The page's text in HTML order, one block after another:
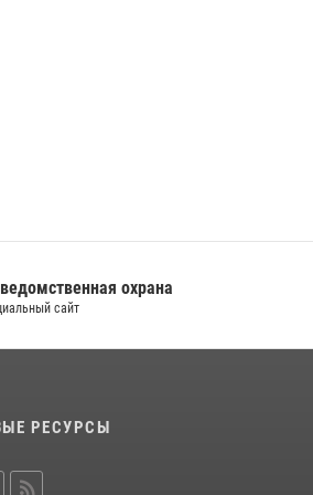
охрана
сайт
РЕСУРСЫ